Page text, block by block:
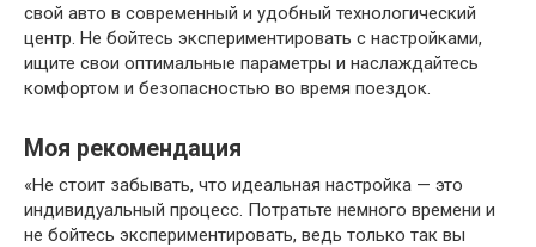
свой авто в современный и удобный технологический
центр. Не бойтесь экспериментировать с настройками,
ищите свои оптимальные параметры и наслаждайтесь
комфортом и безопасностью во время поездок.
Моя рекомендация
«Не стоит забывать, что идеальная настройка — это
индивидуальный процесс. Потратьте немного времени и
не бойтесь экспериментировать, ведь только так вы